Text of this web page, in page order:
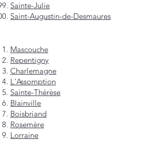
Sainte-Julie
Saint-Augustin-de-Desmaures
Mascouche
Repentigny
Charlemagne
L'Assomption
Sainte-Thérèse
Blainville
Boisbriand
Rosemère
Lorraine